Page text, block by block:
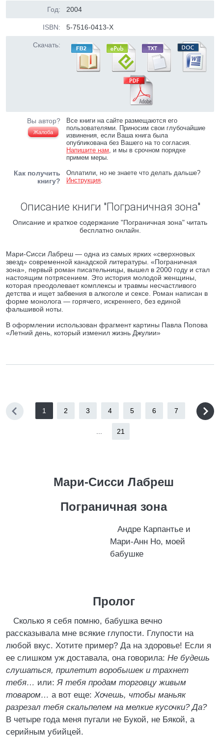
Год: 2004
ISBN: 5-7516-0413-Х
Скачать:
Вы автор?
Жалоба
Все книги на сайте размещаются его
пользователями. Приносим свои глубочайшие
извинения, если Ваша книга была
опубликована без Вашего на то согласия.
Напишите нам, и мы в срочном порядке
примем меры.
Как получить
книгу?
Оплатили, но не знаете что делать дальше?
Инструкция.
Описание книги "Пограничная зона"
Описание и краткое содержание "Пограничная зона" читать
бесплатно онлайн.
Мари-Сисси Лабреш — одна из самых ярких «сверхновых
звезд» современной канадской литературы. «Пограничная
зона», первый роман писательницы, вышел в 2000 году и стал
настоящим потрясением. Это история молодой женщины,
которая преодолевает комплексы и травмы несчастливого
детства и ищет забвения в алкоголе и сексе. Роман написан в
форме монолога — горячего, искреннего, без единой
фальшивой ноты.
В оформлении использован фрагмент картины Павла Попова
«Летний день, который изменил жизнь Джулии»
1 2 3 4 5 6 7
21
Мари-Сисси Лабреш
Пограничная зона
Андре Карпантье и
Мари-Анн Но, моей
бабушке
Пролог
Сколько я себя помню, бабушка вечно
рассказывала мне всякие глупости. Глупости на
любой вкус. Хотите пример? Да на здоровье! Если я
ее слишком уж доставала, она говорила: Не будешь
слушаться, прилетит воробышек и трахнет
тебя… или:Я тебя продам торговцу живым
товаром… а вот еще: Хочешь, чтобы маньяк
разрезал тебя скальпелем на мелкие кусочки? Да?
В четыре года меня пугали не Букой, не Бякой, а
серийным убийцей.